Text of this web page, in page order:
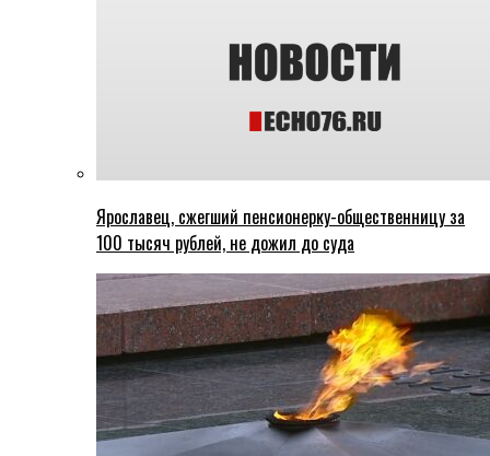
Ярославец, сжегший пенсионерку-общественницу за
100 тысяч рублей, не дожил до суда